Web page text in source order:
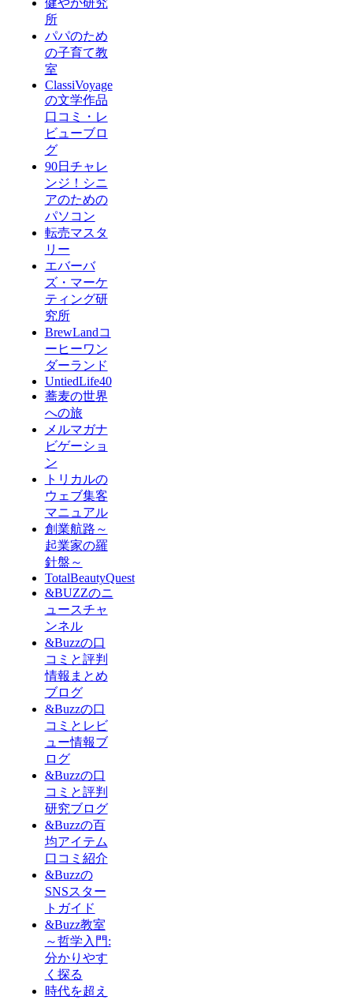
健やか研究
所
パパのため
の子育て教
室
ClassiVoyage
の文学作品
口コミ・レ
ビューブロ
グ
90日チャレ
ンジ！シニ
アのための
パソコン
転売マスタ
リー
エバーバ
ズ・マーケ
ティング研
究所
BrewLandコ
ーヒーワン
ダーランド
UntiedLife40
蕎麦の世界
への旅
メルマガナ
ビゲーショ
ン
トリカルの
ウェブ集客
マニュアル
創業航路～
起業家の羅
針盤～
TotalBeautyQuest
&BUZZのニ
ュースチャ
ンネル
&Buzzの口
コミと評判
情報まとめ
ブログ
&Buzzの口
コミとレビ
ュー情報ブ
ログ
&Buzzの口
コミと評判
研究ブログ
&Buzzの百
均アイテム
口コミ紹介
&Buzzの
SNSスター
トガイド
&Buzz教室
～哲学入門:
分かりやす
く探る
時代を超え